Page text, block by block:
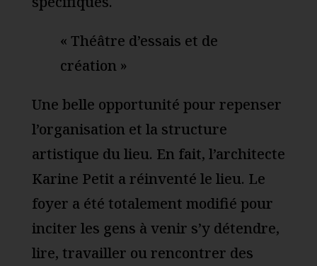
« Théâtre d’essais et de
création »
Une belle opportunité pour repenser
l’organisation et la structure
artistique du lieu. En fait, l’architecte
Karine Petit a réinventé le lieu. Le
foyer a été totalement modifié pour
inciter les gens à venir s’y détendre,
lire, travailler ou rencontrer des